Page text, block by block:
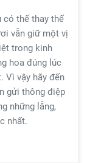
có thế thay thế
vẫn giữ một vị
trong kinh
hoa đúng lúc
Vì vậy hãy đến
gửi thông điệp
những lẵng,
nhất.